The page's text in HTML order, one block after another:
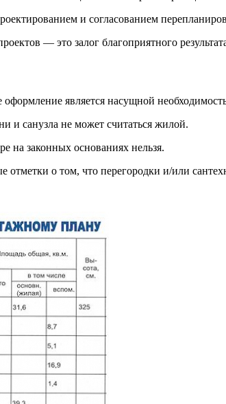
и согласованием
— это залог благоприятного
оформление является насущной
и санузла не может считаться жилой.
на законных основаниях нельзя.
о том, что перегородки и/или